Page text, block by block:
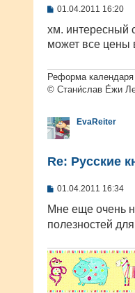
С
о
щ
и
е
01.04.2011 16:20
хм. интересный
может все
Реформа
© Стани́слав Е́жи
EvaReiter
Re: Русские
С
о
щ
н
и
е
01.04.2011 16:34
Мне еще очень
полезностей